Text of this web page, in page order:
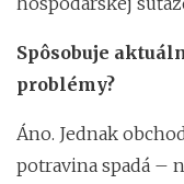
Spôsobuje
problémy?
Áno. Jednak
potravina spadá –